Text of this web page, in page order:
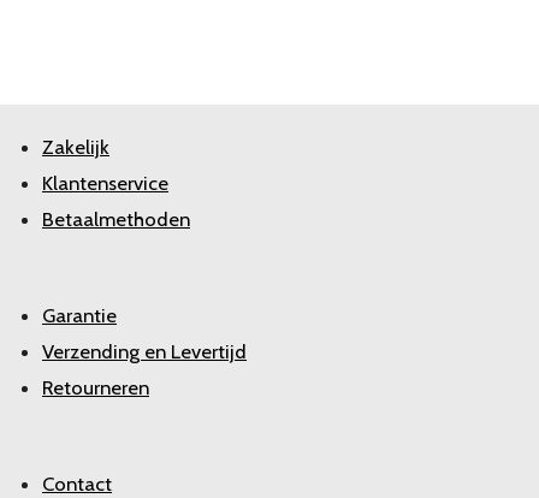
Zakelijk
Klantenservice
Betaalmethoden
Garantie
Verzending en Levertijd
Retourneren
Contact